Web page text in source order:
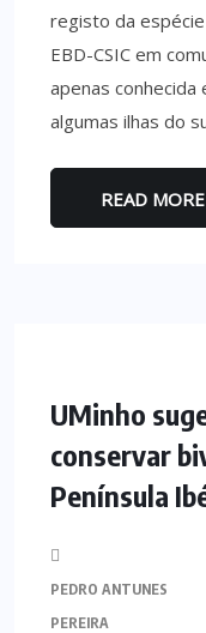
registo da
EBD-CSIC em
apenas
algumas ilhas do
READ MORE
UMinho
conservar
Península
PEDRO ANTUNES
PEREIRA